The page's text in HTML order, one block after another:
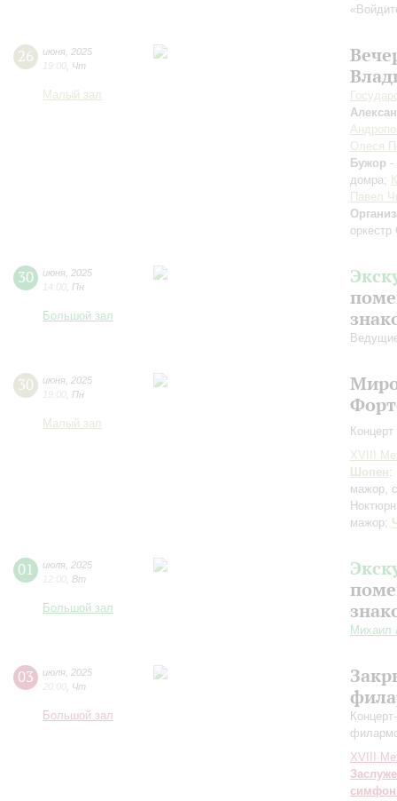
26 июня 2025
19:00 Чт
Малый зал
Олеся
Бужор -
домра;
Павел
оркестр
30 июня 2025
14:00 Пн
Большой зал
30 июня 2025
19:00 Пн
Малый зал
XVIII
Шопен:
мажор,
мажор;
01 июля 2025
12:00 Вт
Большой зал
Михаил
03 июля 2025
20:00 Чт
Большой зал
XVIII